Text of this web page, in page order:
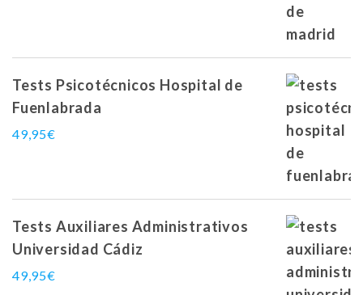
Tests Psicotécnicos Hospital de
Fuenlabrada
49,95€
Tests Auxiliares Administrativos
Universidad Cádiz
49,95€